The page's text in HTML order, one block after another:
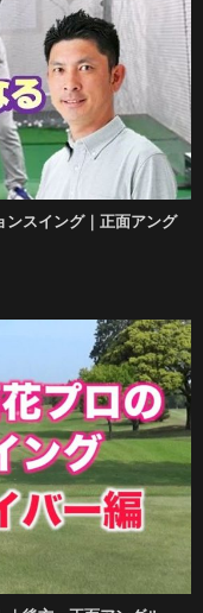
ンスイング｜正面アング